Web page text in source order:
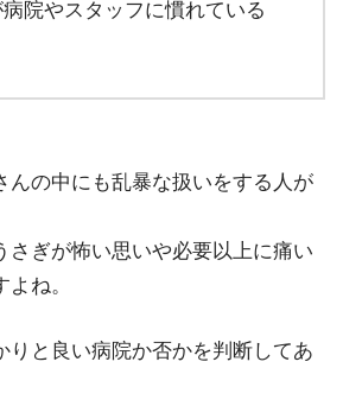
院やスタッフに慣れている
んの中にも乱暴な扱いをする人が
さぎが怖い思いや必要以上に痛い
ね。
りと良い病院か否かを判断してあ